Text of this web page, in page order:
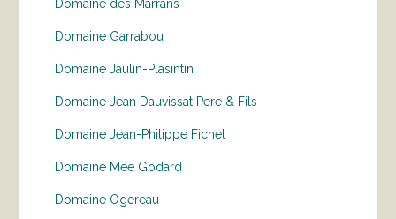
Domaine des Marrans
Domaine Garrabou
Domaine Jaulin-Plasintin
Domaine Jean Dauvissat Pere & Fils
Domaine Jean-Philippe Fichet
Domaine Mee Godard
Domaine Ogereau